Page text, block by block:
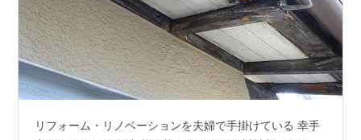
リフォーム・リノベーションを夫婦で手掛けている 幸手